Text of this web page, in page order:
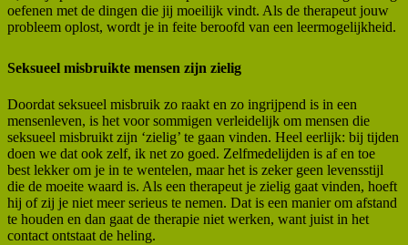
oefenen met de dingen die jij moeilijk vindt. Als de therapeut jouw
probleem oplost, wordt je in feite beroofd van een leermogelijkheid.
Seksueel misbruikte mensen zijn zielig
Doordat seksueel misbruik zo raakt en zo ingrijpend is in een
mensenleven, is het voor sommigen verleidelijk om mensen die
seksueel misbruikt zijn ‘zielig’ te gaan vinden. Heel eerlijk: bij tijden
doen we dat ook zelf, ik net zo goed. Zelfmedelijden is af en toe
best lekker om je in te wentelen, maar het is zeker geen levensstijl
die de moeite waard is. Als een therapeut je zielig gaat vinden, hoeft
hij of zij je niet meer serieus te nemen. Dat is een manier om afstand
te houden en dan gaat de therapie niet werken, want juist in het
contact ontstaat de heling.